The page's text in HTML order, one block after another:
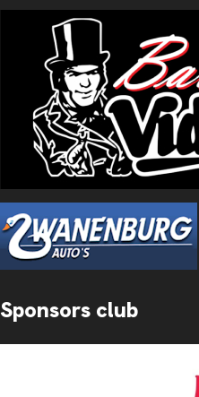
Sponsors club